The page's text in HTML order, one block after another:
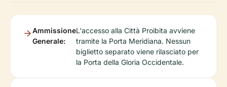
Ammissione
Generale:
L'accesso alla Città Proibita avviene
tramite la Porta Meridiana. Nessun
biglietto separato viene rilasciato per
la Porta della Gloria Occidentale.